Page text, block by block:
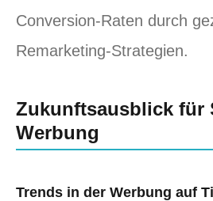
Conversion-Raten durch
Remarketing-Strategien.
Zukunftsausblick für
Werbung
Trends in der Werbung auf